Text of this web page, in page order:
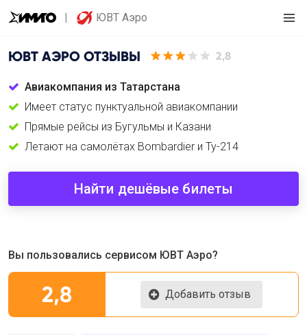
ЮВТ Аэро
ЮВТ АЭРО ОТЗЫВЫ 2,8
Авиакомпания из Татарстана
Имеет статус пунктуальной авиакомпании
Прямые рейсы из Бугульмы и Казани
Летают на самолётах Bombardier и Ту-214
Найти дешёвые билеты
Вы пользовались сервисом ЮВТ Аэро?
2,8 Добавить отзыв